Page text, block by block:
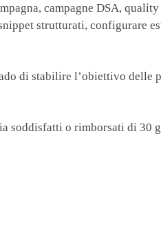
campagne DSA,
strutturati, configurare
di stabilire l’obiettivo delle
soddisfatti o rimborsati di 30